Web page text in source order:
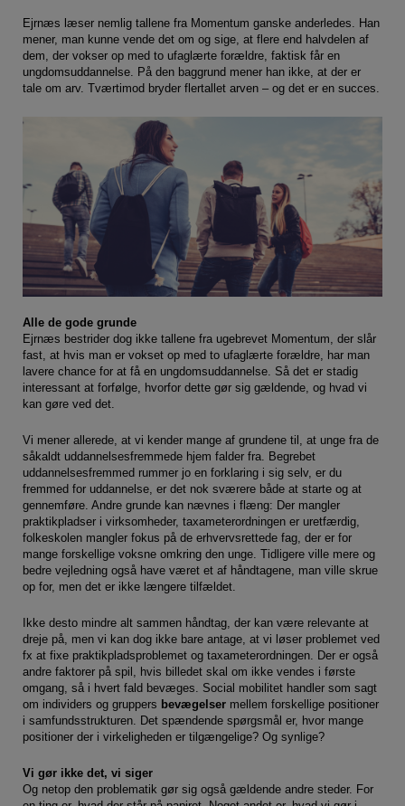
Ejrnæs læser nemlig tallene fra Momentum ganske anderledes. Han
mener, man kunne vende det om og sige, at flere end halvdelen af
dem, der vokser op med to ufaglærte forældre, faktisk får en
ungdomsuddannelse. På den baggrund mener han ikke, at der er
tale om arv. Tværtimod bryder flertallet arven – og det er en succes.
Alle de gode grunde
Ejrnæs bestrider dog ikke tallene fra ugebrevet Momentum, der slår
fast, at hvis man er vokset op med to ufaglærte forældre, har man
lavere chance for at få en ungdomsuddannelse. Så det er stadig
interessant at forfølge, hvorfor dette gør sig gældende, og hvad vi
kan gøre ved det.
Vi mener allerede, at vi kender mange af grundene til, at unge fra de
såkaldt uddannelsesfremmede hjem falder fra. Begrebet
uddannelsesfremmed rummer jo en forklaring i sig selv, er du
fremmed for uddannelse, er det nok sværere både at starte og at
gennemføre. Andre grunde kan nævnes i flæng: Der mangler
praktikpladser i virksomheder, taxameterordningen er uretfærdig,
folkeskolen mangler fokus på de erhvervsrettede fag, der er for
mange forskellige voksne omkring den unge. Tidligere ville mere og
bedre vejledning også have været et af håndtagene, man ville skrue
op for, men det er ikke længere tilfældet.
Ikke desto mindre alt sammen håndtag, der kan være relevante at
dreje på, men vi kan dog ikke bare antage, at vi løser problemet ved
fx at fixe praktikpladsproblemet og taxameterordningen. Der er også
andre faktorer på spil, hvis billedet skal om ikke vendes i første
omgang, så i hvert fald bevæges. Social mobilitet handler som sagt
om individers og gruppers bevægelser mellem forskellige positioner
i samfundsstrukturen. Det spændende spørgsmål er, hvor mange
positioner der i virkeligheden er tilgængelige? Og synlige?
Vi gør ikke det, vi siger
Og netop den problematik gør sig også gældende andre steder. For